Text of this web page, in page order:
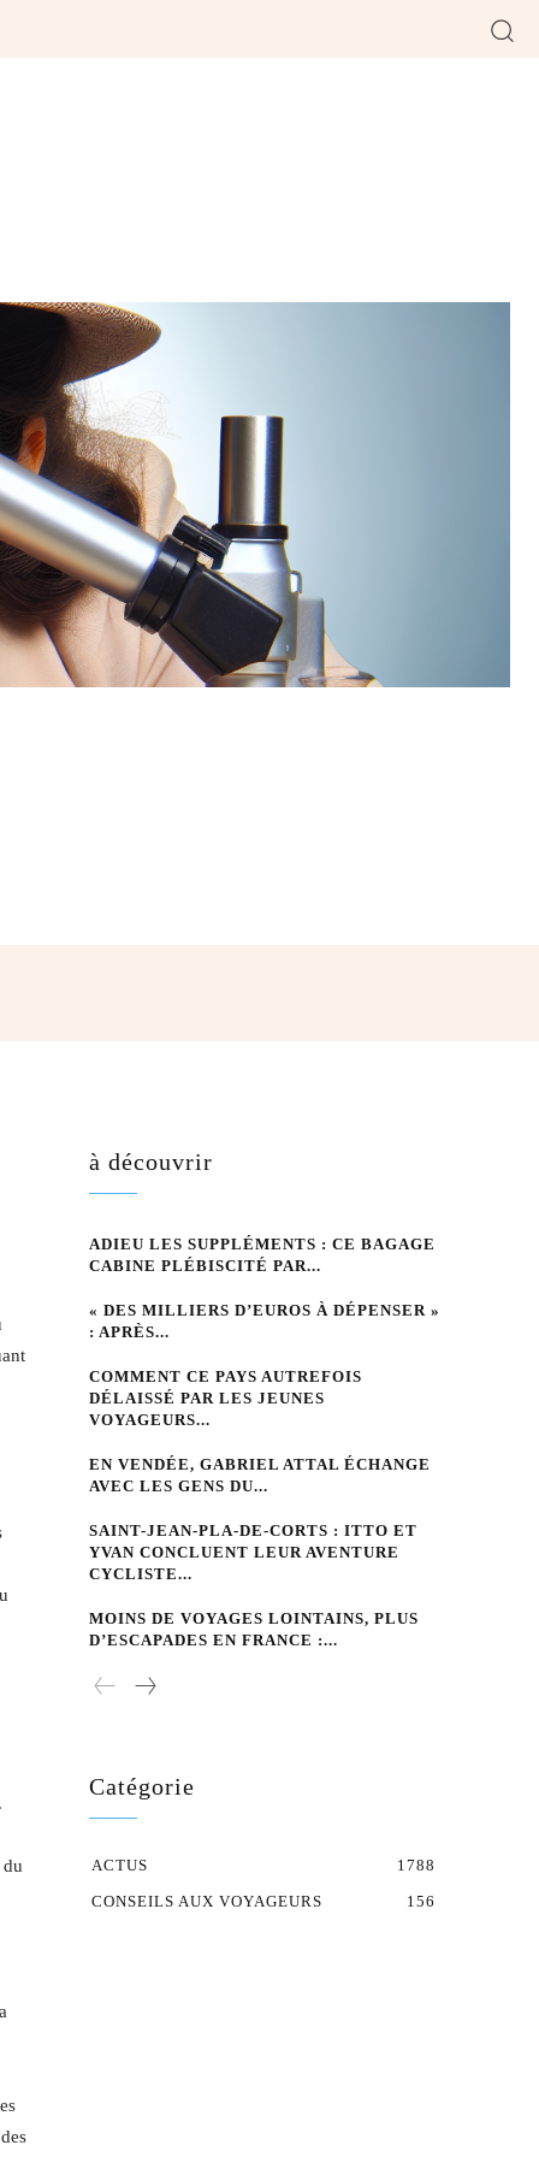
à découvrir
ADIEU LES SUPPLÉMENTS : CE BAGAGE
CABINE PLÉBISCITÉ PAR...
« DES MILLIERS D’EUROS À DÉPENSER »
: APRÈS...
COMMENT CE PAYS AUTREFOIS
DÉLAISSÉ PAR LES JEUNES
VOYAGEURS...
EN VENDÉE, GABRIEL ATTAL ÉCHANGE
AVEC LES GENS DU...
SAINT-JEAN-PLA-DE-CORTS : ITTO ET
YVAN CONCLUENT LEUR AVENTURE
CYCLISTE...
MOINS DE VOYAGES LOINTAINS, PLUS
D’ESCAPADES EN FRANCE :...
Catégorie
ACTUS
1788
CONSEILS AUX VOYAGEURS
156